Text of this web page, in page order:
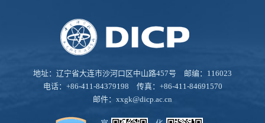
地址：辽宁省大连市沙河口区中山路457号 邮编：116023
电话：+86-411-84379198 传真：+86-411-84691570
邮件： xxgk@dicp.ac.cn